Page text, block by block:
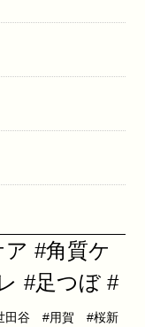
#角質ケ
#足つぼ #
田谷 #用賀 #桜新